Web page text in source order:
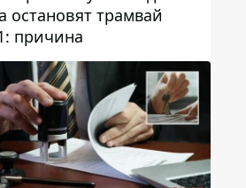
остановят трамвай
причина